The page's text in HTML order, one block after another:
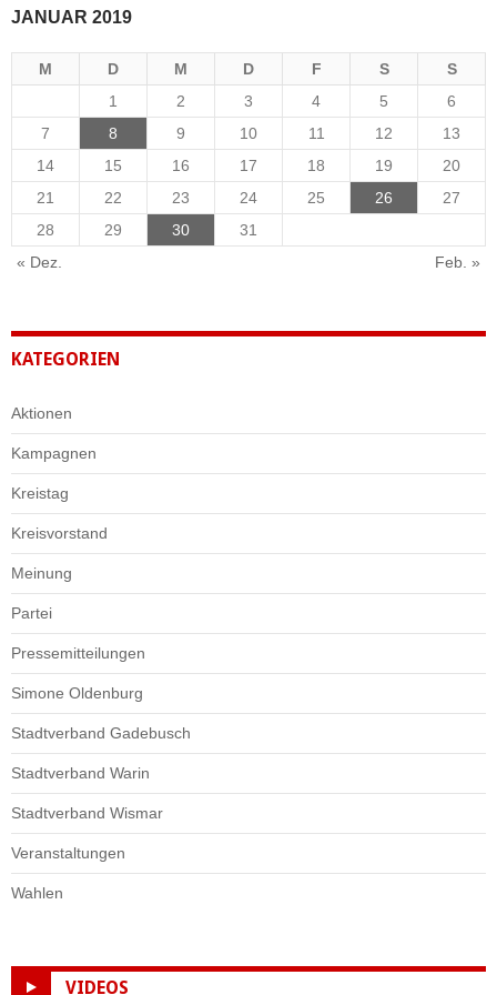
JANUAR 2019
M D M D F S
S
1
2 3 4 5
6
7
8 9 10 11 12
13
14
15 16 17 18 19
20
21
22 23 24 25 26
27
28
29 30
31
« Dez.
Feb. »
KATEGORIEN
Aktionen
Kampagnen
Kreistag
Kreisvorstand
Meinung
Partei
Pressemitteilungen
Simone Oldenburg
Stadtverband Gadebusch
Stadtverband Warin
Stadtverband Wismar
Veranstaltungen
Wahlen
VIDEOS